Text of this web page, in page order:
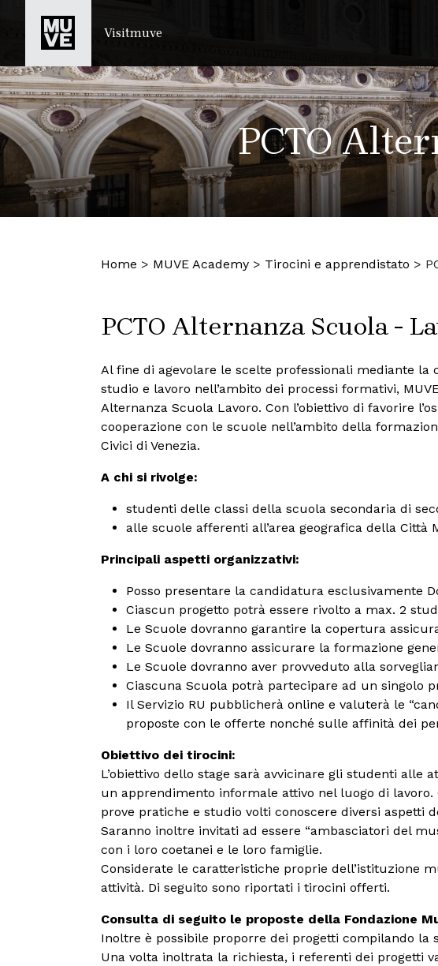
SALTA AL CONTENUTO PRINCIPALE
Visitmuve
PCTO
Home > MUVE Academy > Tirocini e apprendistato >
PCTO Alternanza Scuola -
Al fine di agevolare le scelte professionali mediante
studio e lavoro nell’ambito dei processi formativi,
Alternanza Scuola Lavoro. Con l’obiettivo di favorire
cooperazione con le scuole nell’ambito della
Civici di Venezia.
A chi si rivolge:
studenti delle classi della scuola secondaria di
alle scuole afferenti all’area geografica della Città
Principali aspetti organizzativi:
Posso presentare la candidatura esclusivamente
Ciascun progetto potrà essere rivolto a max. 2
Le Scuole dovranno garantire la copertura
Le Scuole dovranno assicurare la formazione
Le Scuole dovranno aver provveduto alla
Ciascuna Scuola potrà partecipare ad un singolo
Il Servizio RU pubblicherà online e valuterà le
proposte con le offerte nonché sulle affinità dei
Obiettivo dei tirocini:
L’obiettivo dello stage sarà avvicinare gli studenti alle
un apprendimento informale attivo nel luogo di
prove pratiche e studio volti conoscere diversi aspetti
Saranno inoltre invitati ad essere “ambasciatori del
con i loro coetanei e le loro famiglie.
Considerate le caratteristiche proprie dell’istituzione
attività. Di seguito sono riportati i tirocini offerti.
Consulta di seguito le proposte della Fondazione
Inoltre è possibile proporre dei progetti compilando la
Una volta inoltrata la richiesta, i referenti dei progetti